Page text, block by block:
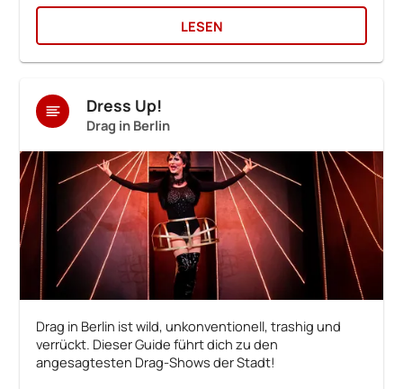
LESEN
Dress Up!
Drag in Berlin
Drag in Berlin ist wild, unkonventionell, trashig und
verrückt. Dieser Guide führt dich zu den
angesagtesten Drag-Shows der Stadt!